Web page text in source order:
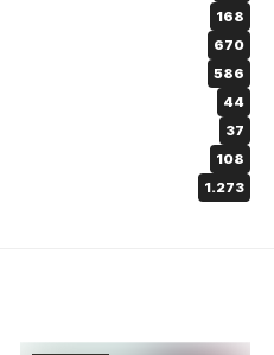
168
670
586
44
37
108
1.273